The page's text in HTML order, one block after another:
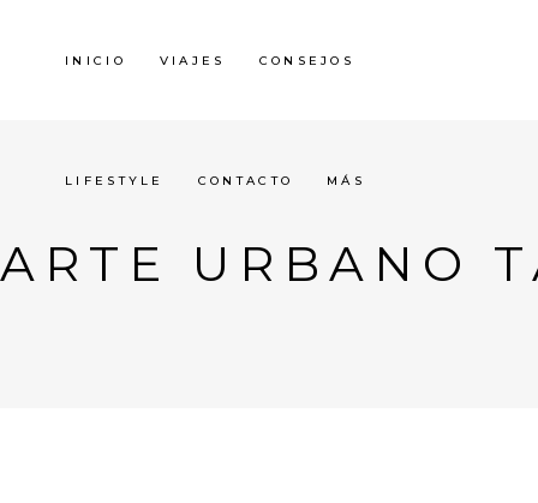
INICIO VIAJES CONSEJOS
LIFESTYLE CONTACTO MÁS
ARTE URBANO